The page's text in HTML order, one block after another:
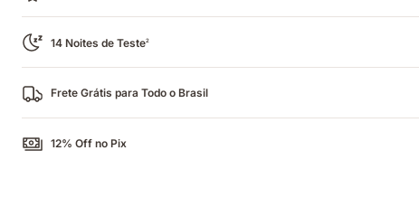
14 Noites de Teste2
Frete Grátis para Todo o Brasil
12% Off no Pix